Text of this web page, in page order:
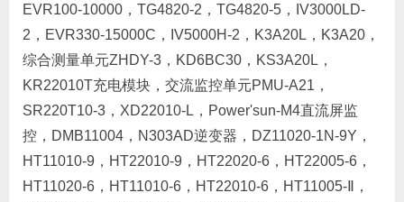
EVR100-10000，TG4820-2，TG4820-5，IV3000LD-
2，EVR330-15000C，IV5000H-2，K3A20L，K3A20，
综合测量单元ZHDY-3，KD6BC30，KS3A20L，
KR22010T充电模块，交流监控单元PMU-A21，
SR220T10-3，XD22010-L，Power'sun-M4直流屏监
控，DMB11004，N303AD逆变器，DZ11020-1N-9Y，
HT11010-9，HT22010-9，HT22020-6，HT22005-6，
HT11020-6，HT11010-6，HT22010-6，HT11005-Ⅱ，